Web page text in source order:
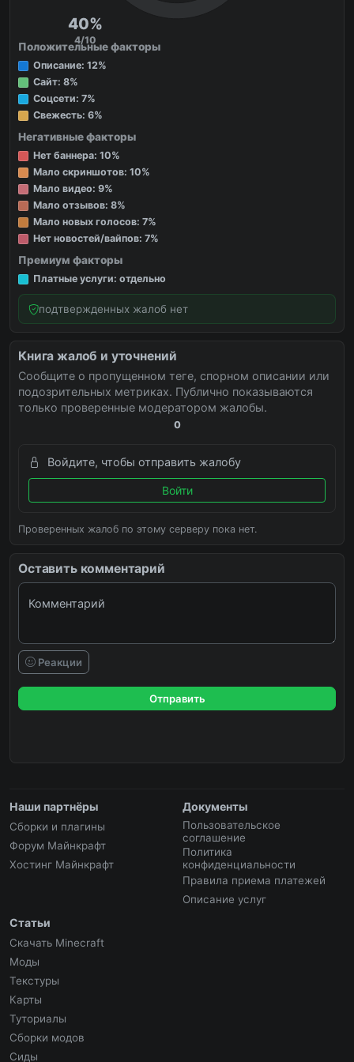
40%
4/10
Положительные факторы
Описание: 12%
Сайт: 8%
Соцсети: 7%
Свежесть: 6%
Негативные факторы
Нет баннера: 10%
Мало скриншотов: 10%
Мало видео: 9%
Мало отзывов: 8%
Мало новых голосов: 7%
Нет новостей/вайпов: 7%
Премиум факторы
Платные услуги: отдельно
подтвержденных жалоб нет
Книга жалоб и уточнений
Сообщите о пропущенном теге, спорном описании или
подозрительных метриках. Публично показываются
только проверенные модератором жалобы.
0
Войдите, чтобы отправить жалобу
Войти
Проверенных жалоб по этому серверу пока нет.
Оставить комментарий
Комментарий
Реакции
Отправить
Наши партнёры
Сборки и плагины
Форум Майнкрафт
Хостинг Майнкрафт
Документы
Пользовательское
соглашение
Политика
конфиденциальности
Правила приема платежей
Описание услуг
Статьи
Скачать Minecraft
Моды
Текстуры
Карты
Туториалы
Сборки модов
Сиды